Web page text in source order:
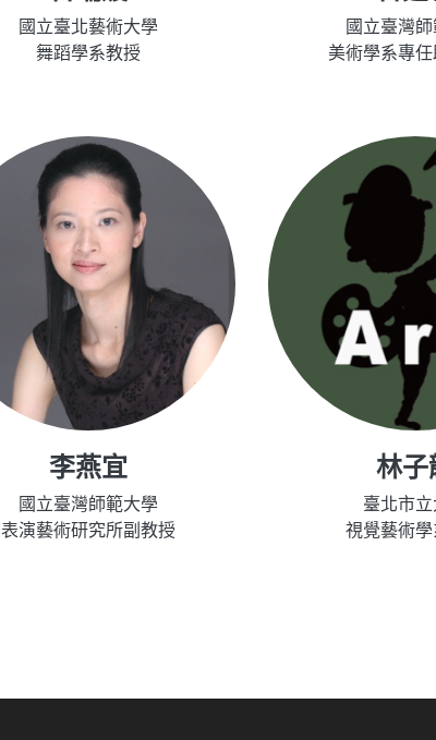
國立臺北藝術大學
舞蹈學系教授
國立臺灣
美術學系專
李燕宜
國立臺灣師範大學
表演藝術研究所副教授
林子
臺北市
視覺藝術